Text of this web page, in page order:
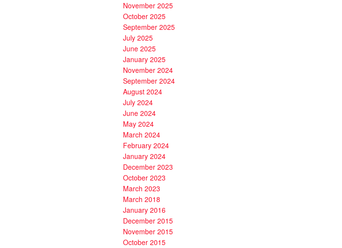
November 2025
October 2025
September 2025
July 2025
June 2025
January 2025
November 2024
September 2024
August 2024
July 2024
June 2024
May 2024
March 2024
February 2024
January 2024
December 2023
October 2023
March 2023
March 2018
January 2016
December 2015
November 2015
October 2015